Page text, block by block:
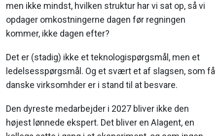
men ikke mindst, hvilken struktur har vi sat op, så vi
opdager omkostningerne dagen før regningen
kommer, ikke dagen efter?
Det er (stadig) ikke et teknologispørgsmål, men et
ledelsesspørgsmål. Og et svært et af slagsen, som få
danske virksomhder er i stand til at besvare.
Den dyreste medarbejder i 2027 bliver ikke den
højest lønnede ekspert. Det bliver en AIagent, en